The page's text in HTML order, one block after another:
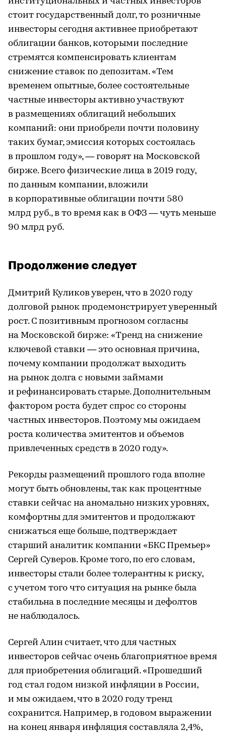
стоит государственный долг, то розничные
инвесторы сегодня активнее приобретают
облигации банков, которыми последние
стремятся компенсировать клиентам
снижение ставок по депозитам. «Тем
временем опытные, более состоятельные
частные инвесторы активно участвуют
в размещениях облигаций небольших
компаний: они приобрели почти половину
таких бумаг, эмиссия которых состоялась
в прошлом году», — говорят на Московской
бирже. Всего физические лица в 2019 году,
по данным компании, вложили
в корпоративные облигации почти 580
млрд руб., в то время как в ОФЗ — чуть меньше
90 млрд руб.
Продолжение следует
Дмитрий Куликов уверен, что в 2020 году
долговой рынок продемонстрирует уверенный
рост. С позитивным прогнозом согласны
на Московской бирже: «Тренд на снижение
ключевой ставки — это основная причина,
почему компании продолжат выходить
на рынок долга с новыми займами
и рефинансировать старые. Дополнительным
фактором роста будет спрос со стороны
частных инвесторов. Поэтому мы ожидаем
роста количества эмитентов и объемов
привлеченных средств в 2020 году».
Рекорды размещений прошлого года вполне
могут быть обновлены, так как процентные
ставки сейчас на аномально низких уровнях,
комфортны для эмитентов и продолжают
снижаться еще больше, подтверждает
старший аналитик компании «БКС Премьер»
Сергей Суверов. Кроме того, по его словам,
инвесторы стали более толерантны к риску,
с учетом того что ситуация на рынке была
стабильна в последние месяцы и дефолтов
не наблюдалось.
Сергей Алин считает, что для частных
инвесторов сейчас очень благоприятное время
для приобретения облигаций. «Прошедший
год стал годом низкой инфляции в России,
и мы ожидаем, что в 2020 году тренд
сохранится. Например, в годовом выражении
на конец января инфляция составляла 2,4%,